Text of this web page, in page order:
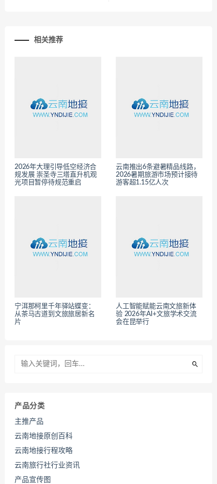
相关推荐
2026年大理引导低空经济合
规发展 崇圣寺三塔直升机观
光项目暂停待规范重启
云南推出6条避暑精品线路，
2026暑期旅游市场预计接待
游客超1.15亿人次
宁洱那柯里千年驿站蝶变：
从茶马古道到文旅旅居新名
片
人工智能赋能云南文旅新体
验 2026年AI+文旅学术交流
会在昆举行
产品分类
主推产品
云南地接原创百科
云南地接行程攻略
云南旅行社行业资讯
产品宣传图